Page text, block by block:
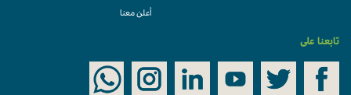
أعلن معنا
تابعنا على